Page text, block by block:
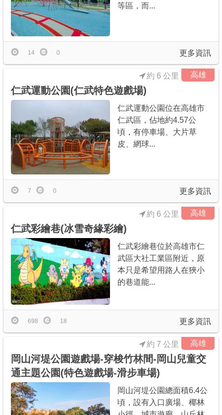
等區，而...
更多資訊
14 0
高雄
仁武運動公園(仁武特色遊戲場)
約 6 公里
仁武運動公園位在高雄市
仁武區，佔地約4.57公
頃，有停車場、大片草
皮、網球...
更多資訊
7 0
高雄
仁武彩繪巷(冰雪奇緣彩繪)
約 6 公里
仁武彩繪巷位於高雄市仁
武區大社工業區附近，原
本只是希望用路人在狹小
的巷道能...
更多資訊
698 18
高雄
岡山河堤公園遊戲場-穿梭竹林間-岡山兒童交
通主題公園(特色遊戲場-滑步車場)
約 7 公里
岡山河堤公園總面積6.4公
頃，設有入口廣場、椰林